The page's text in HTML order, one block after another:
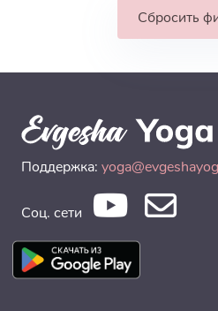
Сбросить
Поддержка:
Соц. сети